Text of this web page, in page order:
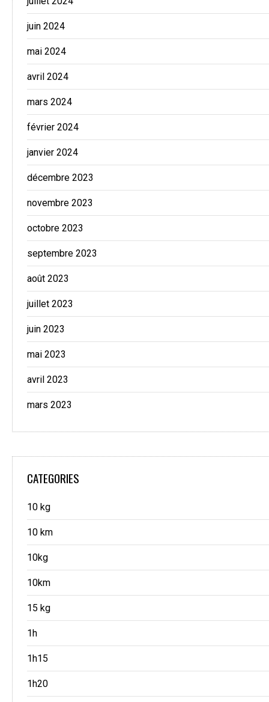
juin 2024
mai 2024
avril 2024
mars 2024
février 2024
janvier 2024
décembre 2023
novembre 2023
octobre 2023
septembre 2023
août 2023
juillet 2023
juin 2023
mai 2023
avril 2023
mars 2023
CATEGORIES
10 kg
10 km
10kg
10km
15 kg
1h
1h15
1h20